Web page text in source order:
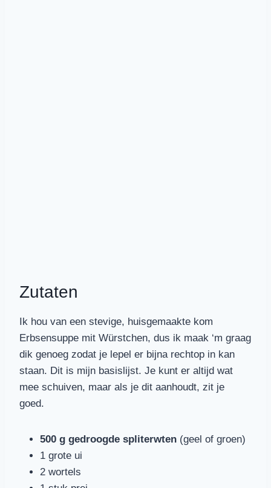
Zutaten
Ik hou van een stevige, huisgemaakte kom
Erbsensuppe mit Würstchen, dus ik maak ‘m graag
dik genoeg zodat je lepel er bijna rechtop in kan
staan. Dit is mijn basislijst. Je kunt er altijd wat
mee schuiven, maar als je dit aanhoudt, zit je
goed.
500 g gedroogde spliterwten (geel of groen)
1 grote ui
2 wortels